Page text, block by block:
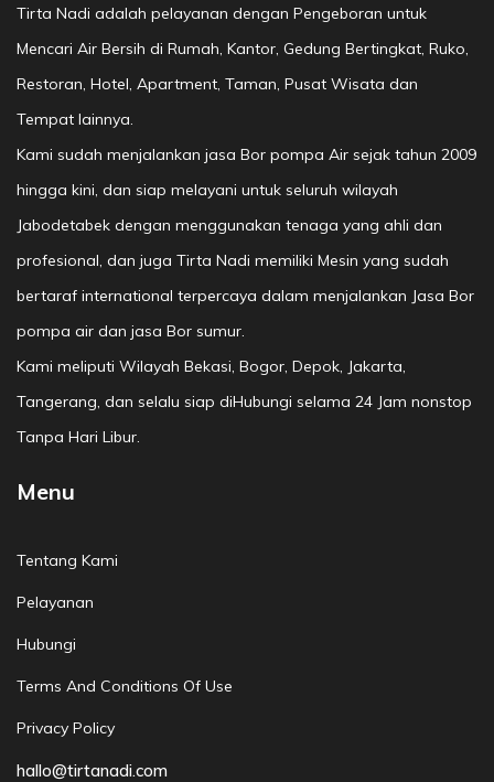
Tirta Nadi adalah pelayanan dengan Pengeboran untuk
Mencari Air Bersih di Rumah, Kantor, Gedung Bertingkat, Ruko,
Restoran, Hotel, Apartment, Taman, Pusat Wisata dan
Tempat lainnya.
Kami sudah menjalankan jasa Bor pompa Air sejak tahun 2009
hingga kini, dan siap melayani untuk seluruh wilayah
Jabodetabek dengan menggunakan tenaga yang ahli dan
profesional, dan juga Tirta Nadi memiliki Mesin yang sudah
bertaraf international terpercaya dalam menjalankan Jasa Bor
pompa air dan jasa Bor sumur.
Kami meliputi Wilayah Bekasi, Bogor, Depok, Jakarta,
Tangerang, dan selalu siap diHubungi selama 24 Jam nonstop
Tanpa Hari Libur.
Menu
Tentang Kami
Pelayanan
Hubungi
Terms And Conditions Of Use
Privacy Policy
hallo@tirtanadi.com